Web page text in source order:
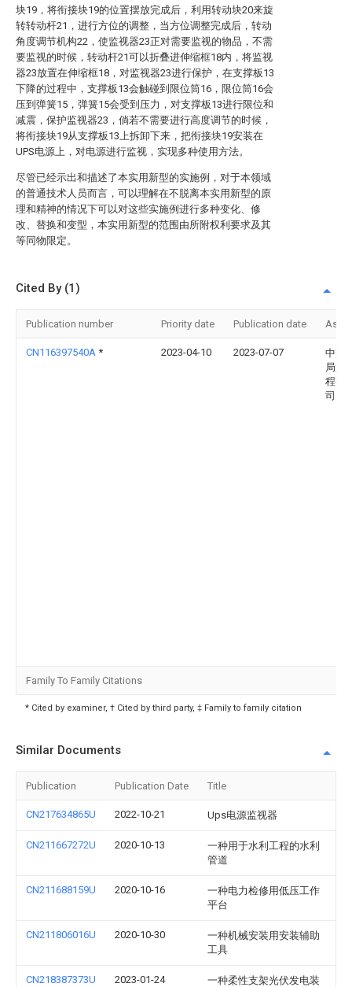
块19，将衔接块19的位置摆放完成后，利用转动块20来旋
转转动杆21，进行方位的调整，当方位调整完成后，转动
角度调节机构22，使监视器23正对需要监视的物品，不需
要监视的时候，转动杆21可以折叠进伸缩框18内，将监视
器23放置在伸缩框18，对监视器23进行保护，在支撑板13
下降的过程中，支撑板13会触碰到限位筒16，限位筒16会
压到弹簧15，弹簧15会受到压力，对支撑板13进行限位和
减震，保护监视器23，倘若不需要进行高度调节的时候，
将衔接块19从支撑板13上拆卸下来，把衔接块19安装在
UPS电源上，对电源进行监视，实现多种使用方法。
尽管已经示出和描述了本实用新型的实施例，对于本领域
的普通技术人员而言，可以理解在不脱离本实用新型的原
理和精神的情况下可以对这些实施例进行多种变化、修
改、替换和变型，本实用新型的范围由所附权利要求及其
等同物限定。
Cited By (1)
Publication number Priority date Publication date
CN116397540A * 2023-04-10 2023-07-07
中交
局第
程有
司
Family To Family Citations
* Cited by examiner, † Cited by third party, ‡ Family to family citation
Similar Documents
Publication Publication Date Title
CN217634865U 2022-10-21 Ups电源监视器
CN211667272U 2020-10-13
一种用于水利工程的水利
管道
CN211688159U 2020-10-16
一种电力检修用低压工作
平台
CN211806016U 2020-10-30
一种机械安装用安装辅助
工具
CN218387373U 2023-01-24
一种柔性支架光伏发电装